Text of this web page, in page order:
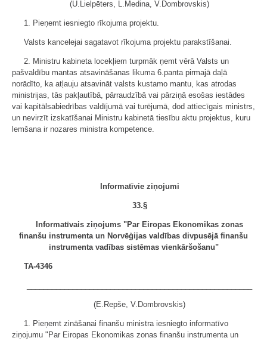
(U.Lielpēters, L.Medina, V.Dombrovskis)
1. Pieņemt iesniegto rīkojuma projektu.
Valsts kancelejai sagatavot rīkojuma projektu parakstīšanai.
2. Ministru kabineta locekļiem turpmāk ņemt vērā Valsts un
pašvaldību mantas atsavināšanas likuma 6.panta pirmajā daļā
norādīto, ka atļauju atsavināt valsts kustamo mantu, kas atrodas
ministrijas, tās pakļautībā, pārraudzībā vai pārziņā esošas iestādes
vai kapitālsabiedrības valdījumā vai turējumā, dod attiecīgais ministrs,
un nevirzīt izskatīšanai Ministru kabinetā tiesību aktu projektus, kuru
lemšana ir nozares ministra kompetence.
Informatīvie ziņojumi
33.§
Informatīvais ziņojums "Par Eiropas Ekonomikas zonas
finanšu instrumenta un Norvēģijas valdības divpusējā finanšu
instrumenta vadības sistēmas vienkāršošanu"
TA-4346
(E.Repše, V.Dombrovskis)
1. Pieņemt zināšanai finanšu ministra iesniegto informatīvo
ziņojumu "Par Eiropas Ekonomikas zonas finanšu instrumenta un